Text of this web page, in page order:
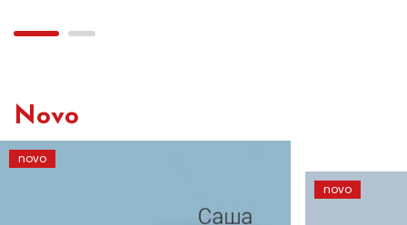
Novo
novo
novo